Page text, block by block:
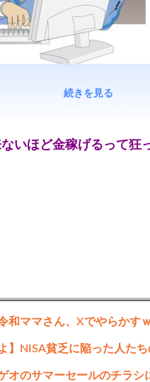
いほど金稼げるって狂
続きを見る
和ママさん、Xでやらかす